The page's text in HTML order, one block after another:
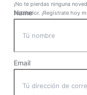
¡No te pierdas ninguna
Instalador. ¡Regístrate hoy
Name
Email